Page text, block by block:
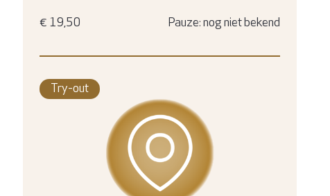
€ 19,50 Pauze: nog niet bekend
Try-out